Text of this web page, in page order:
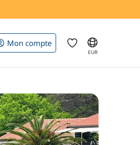
Mon compte
EUR